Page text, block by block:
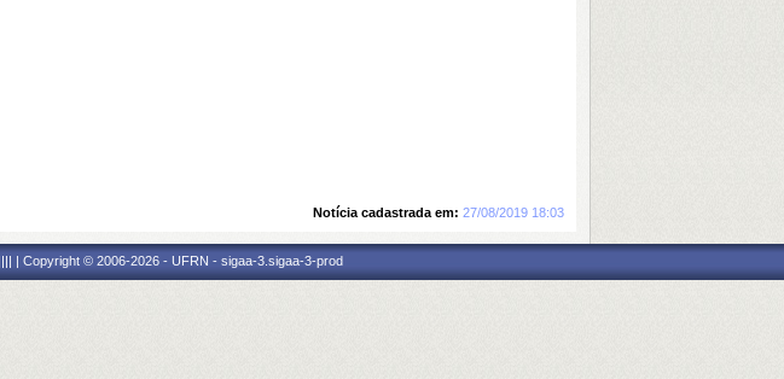
Notícia cadastrada em: 27/08/2019 18:03
| Copyright © 2006-2026 - UFRN - sigaa-3.sigaa-3-prod